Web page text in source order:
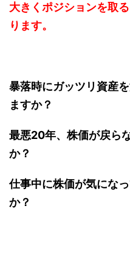
大きくポジションを取
ります。
暴落時にガッツリ資産
ますか？
最悪20年、株価が戻ら
か？
仕事中に株価が気にな
か？